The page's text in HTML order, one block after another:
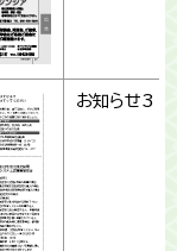
お知らせ3